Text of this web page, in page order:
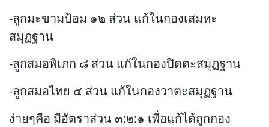
-ลูกมะขามป้อม ๑๒ ส่วน แก้ในกองเสมหะ
สมุฏฐาน
-ลูกสมอพิเภก ๘ ส่วน แก้ในกองปิดตะสมุฏฐาน
-ลูกสมอไทย ๔ ส่วน แก้ในกองวาตะสมุฏฐาน
ง่ายๆคือ มีอัตราส่วน ๓:๒:๑ เพื่อแก้ได้ถูกกอง